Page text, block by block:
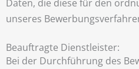
unseres
Beauftragte Dienstleister:
Bei der Durchführung des